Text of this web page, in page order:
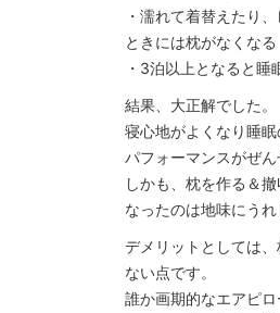
・濡れて着替えたり
ときには枕がなくなる
・3泊以上となると睡
結果、大正解でした。
寝心地がよくなり睡
パフォーマンスがぜん
しかも、枕を作る＆
なったのは地味にうれ
デメリットとしては
ない点です。
誰か画期的なエアピ